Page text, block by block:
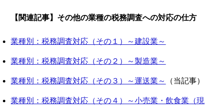
【関連記事】その他の業種の税務調査への対応の仕方
業種別：税務調査対応（その１）～建設業～
業種別：税務調査対応（その２）～製造業～
業種別：税務調査対応（その３）～運送業～ （当記事）
業種別：税務調査対応（その４）～小売業・飲食業（現